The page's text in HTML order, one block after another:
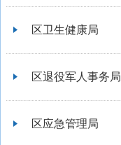
区卫生健康局
区退役军人事务局
区应急管理局